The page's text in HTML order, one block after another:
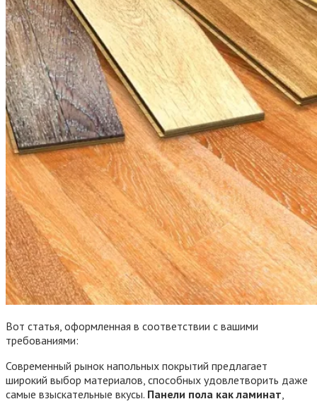
Вот статья, оформленная в соответствии с вашими
требованиями:
Современный рынок напольных покрытий предлагает
широкий выбор материалов, способных удовлетворить даже
самые взыскательные вкусы. Панели пола как ламинат